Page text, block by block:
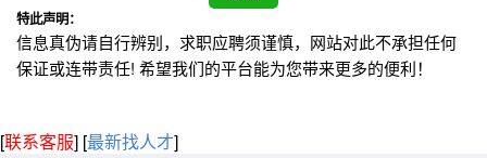
特此声明：
信息真伪请自行辨别，求职应聘须谨慎，网站对此不承担任何
保证或连带责任! 希望我们的平台能为您带来更多的便利！
[联系客服] [最新找人才]